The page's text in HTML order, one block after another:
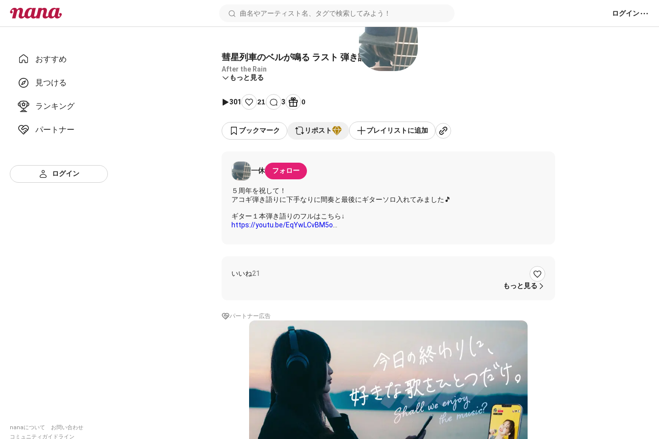
ログイン
おすすめ
見つける
ランキング
パートナー
ログイン
nanaについて
お問い合わせ
コミュニティガイドライン
彗星列車のベルが鳴る ラスト 弾き語り
After the Rain
もっと見る
301 21 3 0
ブックマーク リポスト プレイリストに追加
一休 フォロー
５周年を祝して！
アコギ弾き語りに下手なりに間奏と最後にギターソロ入れてみました🎵
https://youtu.be/EqYwLCvBM5o
終点も無いような 果てしない闇の向こう
もうこの手を離したら 彗星が尾を引いたら
言いそびれた言葉も あの夏の空の向こう側
いいね21
もっと見る
パートナー広告